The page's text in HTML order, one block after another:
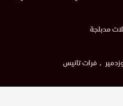
مدبلجة
فرات تانيس